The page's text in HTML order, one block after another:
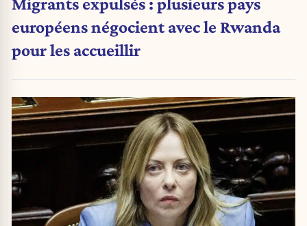
européens négocient avec le Rwanda
pour les accueillir